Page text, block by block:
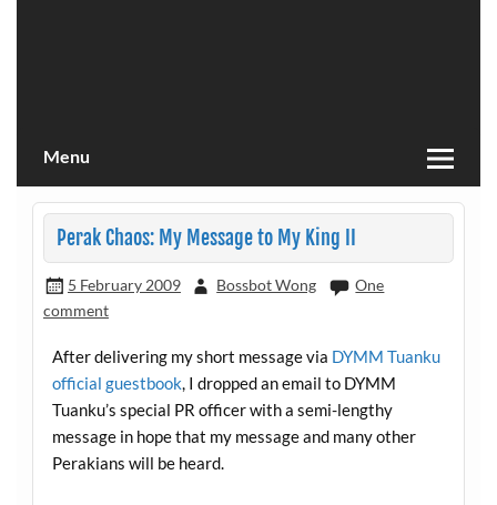
Menu
Perak Chaos: My Message to My King II
5 February 2009 Bossbot Wong
One
comment
After delivering my short message via DYMM Tuanku
official guestbook, I dropped an email to DYMM
Tuanku’s special PR officer with a semi-lengthy
message in hope that my message and many other
Perakians will be heard.